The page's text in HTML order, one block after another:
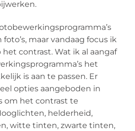
maar vandaag focus ik
contrast. Wat ik al aangaf
het
is aan te passen. Er
opties aangeboden in
om het contrast te
helderheid,
witte tinten, zwarte tinten,